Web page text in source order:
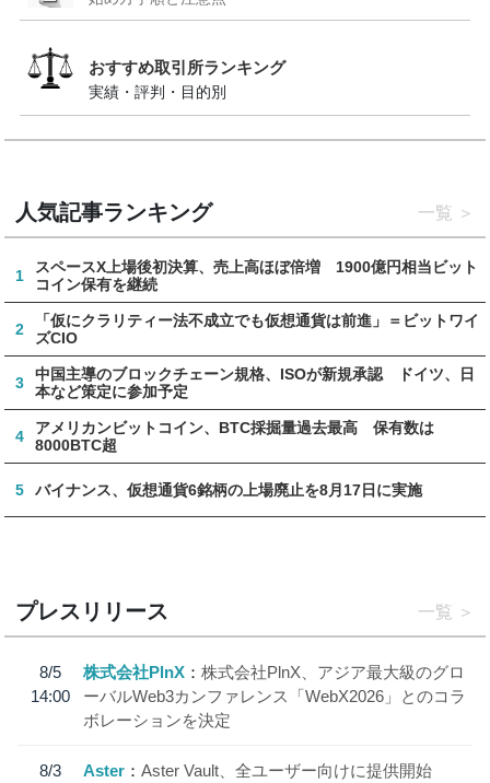
おすすめ取引所ランキング
実績・評判・目的別
人気記事ランキング 一覧
1
スペースX上場後初決算、売上高ほぼ倍増 1900億円相当ビット
コイン保有を継続
2
「仮にクラリティー法不成立でも仮想通貨は前進」＝ビットワイ
ズCIO
3
中国主導のブロックチェーン規格、ISOが新規承認 ドイツ、日
本など策定に参加予定
4
アメリカンビットコイン、BTC採掘量過去最高 保有数は
8000BTC超
5 バイナンス、仮想通貨6銘柄の上場廃止を8月17日に実施
プレスリリース 一覧
8/5
14:00
株式会社PlnX
株式会社PlnX、アジア最大級のグロ
ーバルWeb3カンファレンス「WebX2026」とのコラ
ボレーションを決定
8/3
Aster Aster Vault、全ユーザー向けに提供開始